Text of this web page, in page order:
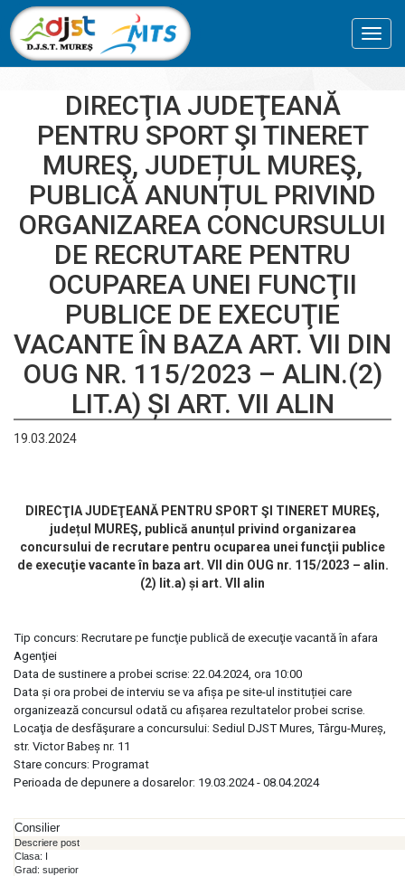
DIRECŢIA JUDEŢEANĂ
PENTRU SPORT ŞI TINERET
MUREŞ, JUDEȚUL MUREŞ,
PUBLICĂ ANUNȚUL PRIVIND
ORGANIZAREA CONCURSULUI
DE RECRUTARE PENTRU
OCUPAREA UNEI FUNCŢII
PUBLICE DE EXECUŢIE
VACANTE ÎN BAZA ART. VII DIN
OUG NR. 115/2023 – ALIN.(2)
LIT.A) ȘI ART. VII ALIN
19.03.2024
DIRECŢIA JUDEŢEANĂ PENTRU SPORT ŞI TINERET MUREŞ,
județul MUREŞ, publică anunțul privind organizarea
concursului de recrutare pentru ocuparea unei funcţii publice
de execuţie vacante în baza art. VII din OUG nr. 115/2023 – alin.
(2) lit.a) și art. VII alin
Tip concurs: Recrutare pe funcţie publică de execuţie vacantă în afara
Agenţiei
Data de sustinere a probei scrise: 22.04.2024, ora 10:00
Data și ora probei de interviu se va afișa pe site-ul instituției care
organizează concursul odată cu afișarea rezultatelor probei scrise.
Locaţia de desfăşurare a concursului: Sediul DJST Mures, Târgu-Mureș,
str. Victor Babeș nr. 11
Stare concurs: Programat
Perioada de depunere a dosarelor: 19.03.2024 - 08.04.2024
Consilier
Descriere post
Clasa: I
Grad: superior